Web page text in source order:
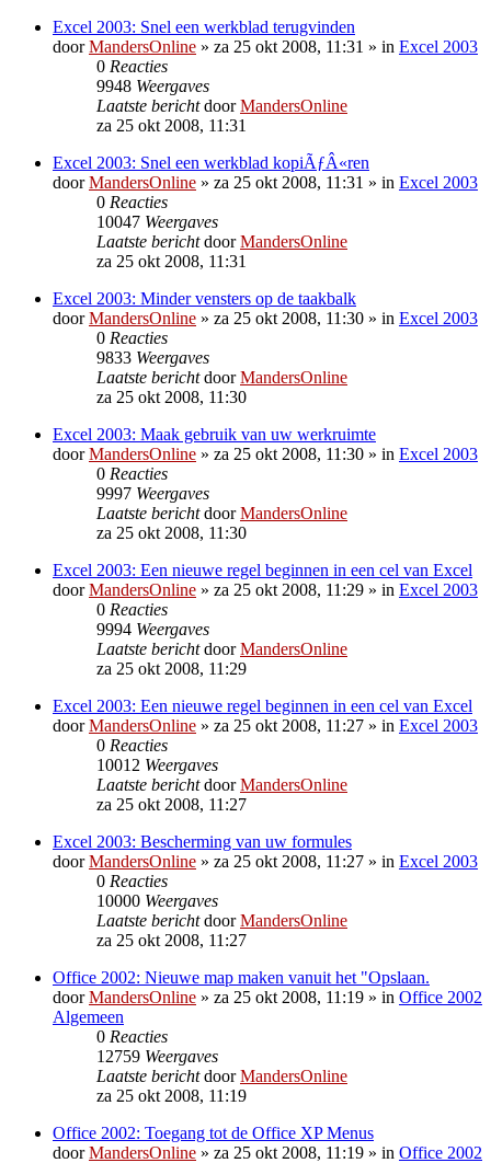
Excel 2003: Snel een werkblad terugvinden
doorMandersOnline » za 25 okt 2008, 11:31 » in Excel 2003
0 Reacties
9948 Weergaves
Laatste berichtdoorMandersOnline
za 25 okt 2008, 11:31
Excel 2003: Snel een werkblad kopiÃƒÂ«ren
doorMandersOnline » za 25 okt 2008, 11:31 » in Excel 2003
0 Reacties
10047 Weergaves
Laatste berichtdoorMandersOnline
za 25 okt 2008, 11:31
Excel 2003: Minder vensters op de taakbalk
doorMandersOnline » za 25 okt 2008, 11:30 » in Excel 2003
0 Reacties
9833 Weergaves
Laatste berichtdoorMandersOnline
za 25 okt 2008, 11:30
Excel 2003: Maak gebruik van uw werkruimte
doorMandersOnline » za 25 okt 2008, 11:30 » in Excel 2003
0 Reacties
9997 Weergaves
Laatste berichtdoorMandersOnline
za 25 okt 2008, 11:30
Excel 2003: Een nieuwe regel beginnen in een cel van Excel
doorMandersOnline » za 25 okt 2008, 11:29 » in Excel 2003
0 Reacties
9994 Weergaves
Laatste berichtdoorMandersOnline
za 25 okt 2008, 11:29
Excel 2003: Een nieuwe regel beginnen in een cel van Excel
doorMandersOnline » za 25 okt 2008, 11:27 » in Excel 2003
0 Reacties
10012 Weergaves
Laatste berichtdoorMandersOnline
za 25 okt 2008, 11:27
Excel 2003: Bescherming van uw formules
doorMandersOnline » za 25 okt 2008, 11:27 » in Excel 2003
0 Reacties
10000 Weergaves
Laatste berichtdoorMandersOnline
za 25 okt 2008, 11:27
Office 2002: Nieuwe map maken vanuit het "Opslaan.
doorMandersOnline » za 25 okt 2008, 11:19 » in Office 2002
Algemeen
0 Reacties
12759 Weergaves
Laatste berichtdoorMandersOnline
za 25 okt 2008, 11:19
Office 2002: Toegang tot de Office XP Menus
doorMandersOnline » za 25 okt 2008, 11:19 » in Office 2002